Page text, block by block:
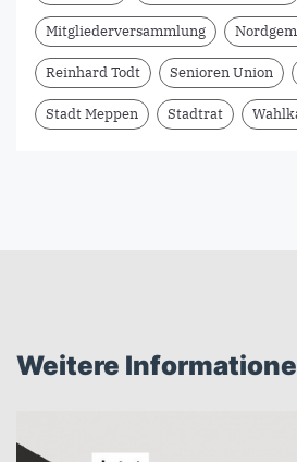
Mitgliederversammlung
Reinhard Todt Senioren Union
Stadt Meppen Stadtrat
Weitere